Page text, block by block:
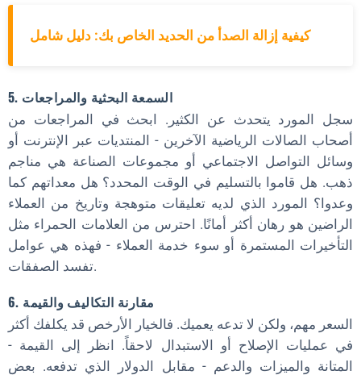
كيفية إزالة الصدأ من الحديد الخاص بك: دليل شامل
5. السمعة البحثية والمراجعات
سجل المورد يتحدث عن الكثير. ابحث في المراجعات من
أصحاب الصالات الرياضية الآخرين - المنتديات عبر الإنترنت أو
وسائل التواصل الاجتماعي أو مجموعات الصناعة هي مناجم
ذهب. هل قاموا بالتسليم في الوقت المحدد؟ هل معداتهم كما
وعدوا؟ المورد الذي لديه تعليقات متوهجة وتاريخ من العملاء
الراضين هو رهان أكثر أمانًا. احترس من العلامات الحمراء مثل
التأخيرات المستمرة أو سوء خدمة العملاء - فهذه هي عوامل
تفسد الصفقات.
6. مقارنة التكاليف والقيمة
السعر مهم، ولكن لا تدعه يعميك. فالخيار الأرخص قد يكلفك أكثر
في عمليات الإصلاح أو الاستبدال لاحقاً. انظر إلى القيمة -
المتانة والميزات والدعم - مقابل الدولار الذي تدفعه. بعض